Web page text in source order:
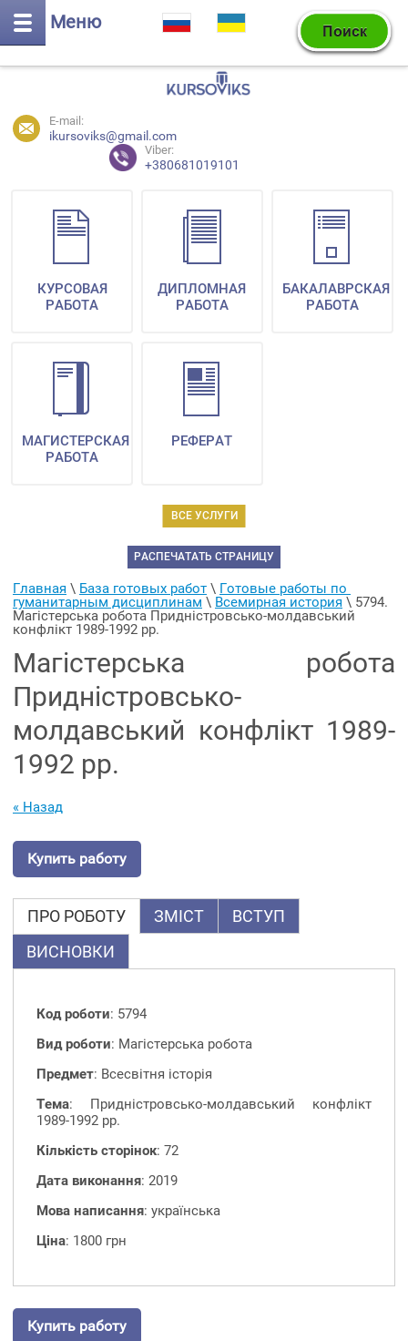
Меню
E-mail:
ikursoviks@gmail.com
Viber:
+380681019101
ВСЕ УСЛУГИ
КУРСОВАЯ
РАБОТА
ДИПЛОМНАЯ
РАБОТА
БАКАЛАВРСКАЯ
РАБОТА
МАГИСТЕРСКАЯ
РАБОТА
РЕФЕРАТ
РАСПЕЧАТАТЬ СТРАНИЦУ
Главная \ База готовых работ \ Готовые работы по
гуманитарным дисциплинам \ Всемирная история \ 5794.
Магістерська робота Придністровсько-молдавський
конфлікт 1989-1992 рр.
Магістерська робота
Придністровсько-
молдавський конфлікт 1989-
1992 рр.
« Назад
Купить работу
ПРО РОБОТУ ЗМІСТ
ВСТУП
ВИСНОВКИ
Код роботи: 5794
Вид роботи: Магістерська робота
Предмет: Всесвітня історія
Тема: Придністровсько-молдавський конфлікт
1989-1992 рр.
Кількість сторінок: 72
Дата виконання: 2019
Мова написання: українська
Ціна: 1800 грн
Купить работу